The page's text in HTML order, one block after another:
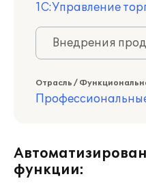
1С:Управление
Внедрения
Отрасль /
функции: